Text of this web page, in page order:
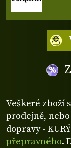
Veškeré zboží
prodejně,
dopravy -
přepravného.